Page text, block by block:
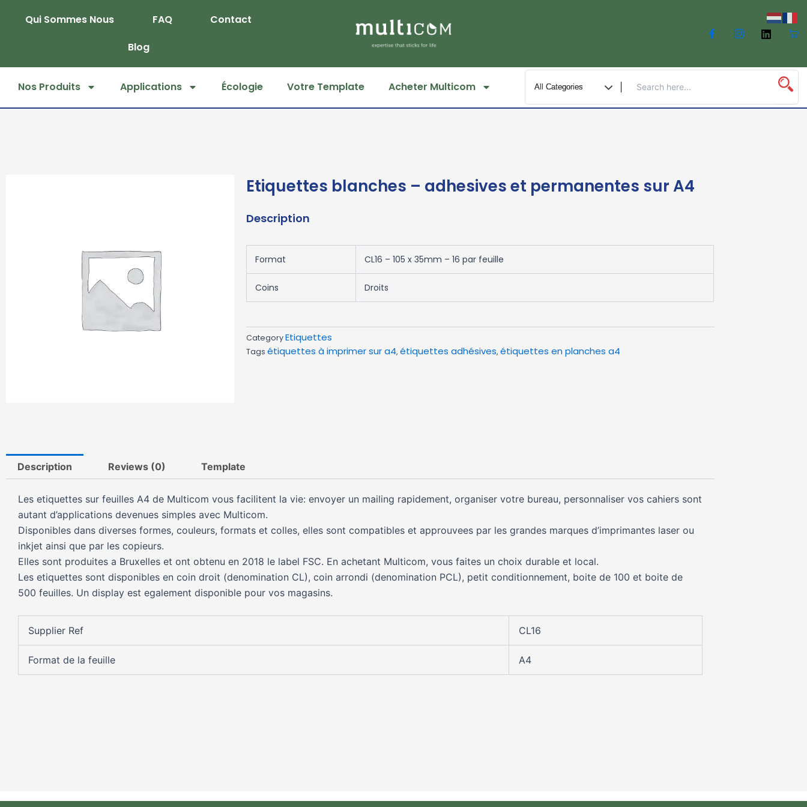
Qui Sommes Nous FAQ
Contact
Blog
Nos Produits Applications Écologie Votre Template Acheter Multicom
Etiquettes blanches – adhesives et permanentes sur A4
Description
Format CL16 – 105 x 35mm – 16 par feuille
Coins Droits
CategoryEtiquettes
Tags étiquettes à imprimer sur a4, étiquettes adhésives, étiquettes en planches a4
Description Reviews (0) Template
Les etiquettes sur feuilles A4 de Multicom vous facilitent la vie: envoyer un mailing rapidement, organiser votre bureau, personnaliser vos cahiers sont
autant d’applications devenues simples avec Multicom.
Disponibles dans diverses formes, couleurs, formats et colles, elles sont compatibles et approuvees par les grandes marques d’imprimantes laser ou
inkjet ainsi que par les copieurs.
Elles sont produites a Bruxelles et ont obtenu en 2018 le label FSC. En achetant Multicom, vous faites un choix durable et local.
Les etiquettes sont disponibles en coin droit (denomination CL), coin arrondi (denomination PCL), petit conditionnement, boite de 100 et boite de
500 feuilles. Un display est egalement disponible pour vos magasins.
Supplier Ref CL16
Format de la feuille A4